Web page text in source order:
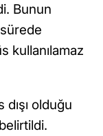
Bunun
sürede
kullanılamaz
dışı olduğu